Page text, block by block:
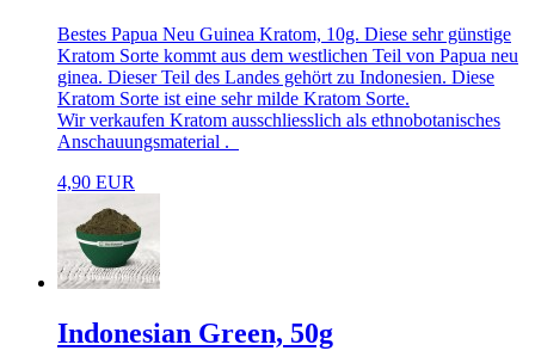
Bestes Papua Neu Guinea Kratom, 10g. Diese sehr günstige
Kratom Sorte kommt aus dem westlichen Teil von Papua neu
ginea. Dieser Teil des Landes gehört zu Indonesien. Diese
Kratom Sorte ist eine sehr milde Kratom Sorte.
Wir verkaufen Kratom ausschliesslich als ethnobotanisches
Anschauungsmaterial .
4,90 EUR
Indonesian Green, 50g